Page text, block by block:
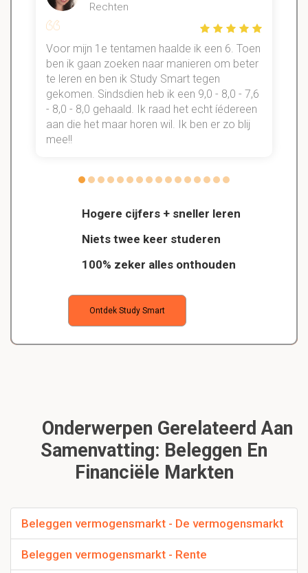
Hogere cijfers + sneller leren
Niets twee keer studeren
100% zeker alles onthouden
Ontdek Study Smart
Rechten
Voor mijn 1e tentamen haalde ik een 6. Toen
ben ik gaan zoeken naar manieren om beter
te leren en ben ik Study Smart tegen
gekomen. Sindsdien heb ik een 9,0 - 8,0 - 7,6
- 8,0 - 8,0 gehaald. Ik raad het echt íédereen
aan die het maar horen wil. Ik ben er zo blij
mee!!
Onderwerpen Gerelateerd Aan
Samenvatting: Beleggen En
Financiële Markten
Beleggen vermogensmarkt - De vermogensmarkt
Beleggen vermogensmarkt - Rente